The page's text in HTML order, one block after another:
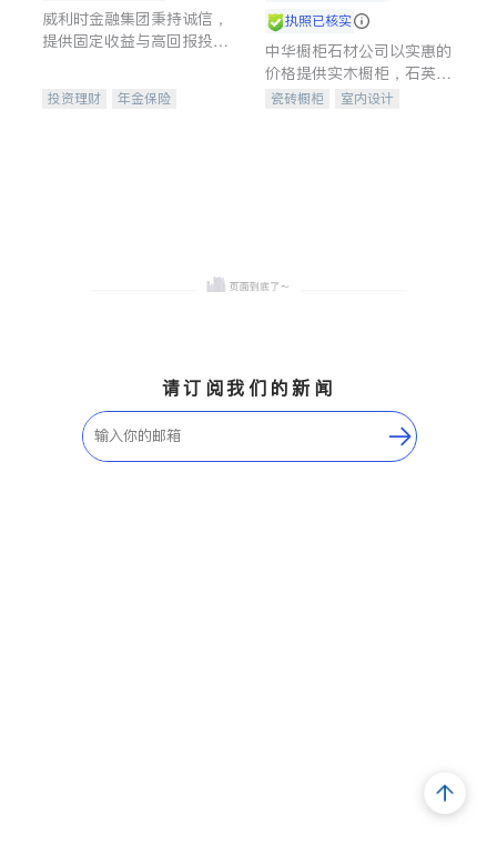
威利时金融集团秉持诚信，
提供固定收益与高回报投资
合，助力客户实现目标
投资理财
年金保险
执照已核实
中华橱柜石材公司以实惠的
价格提供实木橱柜，石英石
台面，多种优质不锈钢水
瓷砖橱柜
室内设计
请订阅我们的新闻